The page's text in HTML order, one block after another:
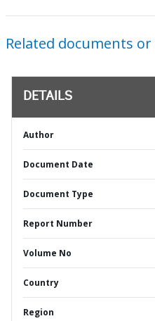
Related documents
DETAILS
Author
Document Date
Document Type
Report Number
Volume No
Country
Region